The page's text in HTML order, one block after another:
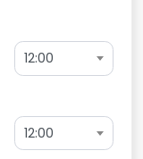
12:00
12:00